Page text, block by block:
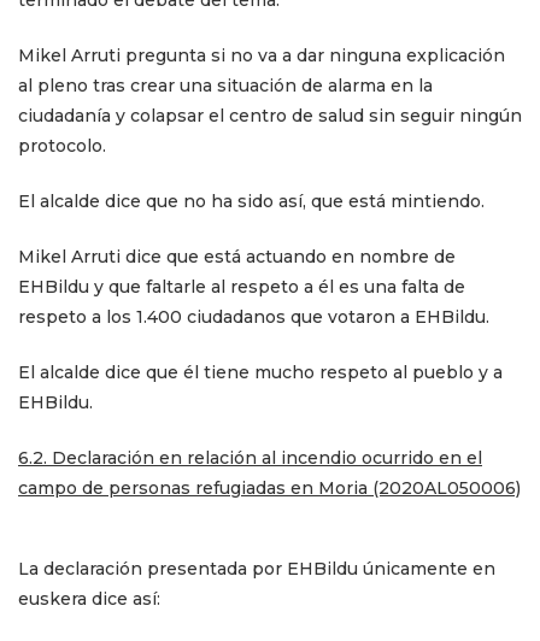
Mikel Arruti pregunta si no va a dar ninguna explicación
al pleno tras crear una situación de alarma en la
ciudadanía y colapsar el centro de salud sin seguir ningún
protocolo.
El alcalde dice que no ha sido así, que está mintiendo.
Mikel Arruti dice que está actuando en nombre de
EHBildu y que faltarle al respeto a él es una falta de
respeto a los 1.400 ciudadanos que votaron a EHBildu.
El alcalde dice que él tiene mucho respeto al pueblo y a
EHBildu.
​​​​​​​6.2. Declaración en relación al incendio ocurrido en el
campo de personas refugiadas en Moria (2020AL050006)
La declaración presentada por EHBildu únicamente en
euskera dice así: